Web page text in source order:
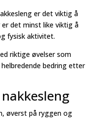
er det viktig å
det minst like viktig å
fysisk aktivitet.
riktige øvelser som
bedring etter
øverst på ryggen og